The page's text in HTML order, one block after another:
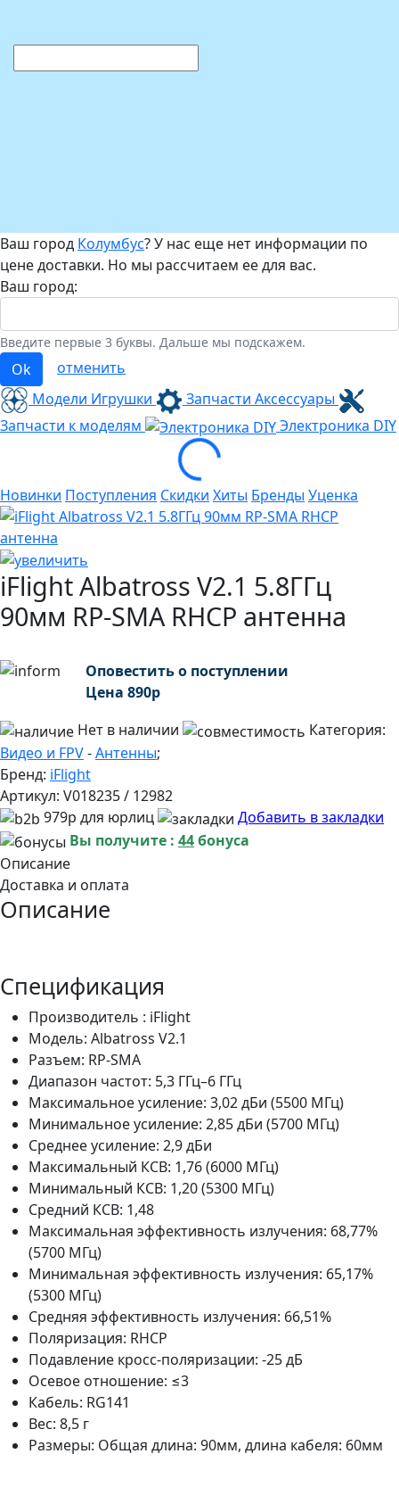
Ваш город Колумбус? У нас еще нет информации по
цене доставки. Но мы рассчитаем ее для вас.
Ваш город:
Введите первые 3 буквы. Дальше мы подскажем.
Ok
отменить
Модели Игрушки
Запчасти Аксессуары
Запчасти к моделям
Электроника DIY
Loading...
Новинки Поступления Скидки Хиты Бренды Уценка
iFlight Albatross V2.1 5.8ГГц
90мм RP-SMA RHCP антенна
Оповестить о поступлении
Цена 890р
Нет в наличии
Категория:
Видео и FPV-Антенны;
Бренд: iFlight
Артикул: V018235 / 12982
979р для юрлиц
Добавить в закладки
Вы получите : 44бонуса
Описание
Доставка и оплата
Описание
Спецификация
Производитель : iFlight
Модель: Albatross V2.1
Разъем: RP-SMA
Диапазон частот: 5,3 ГГц–6 ГГц
Максимальное усиление: 3,02 дБи (5500 МГц)
Минимальное усиление: 2,85 дБи (5700 МГц)
Среднее усиление: 2,9 дБи
Максимальный КСВ: 1,76 (6000 МГц)
Минимальный КСВ: 1,20 (5300 МГц)
Средний КСВ: 1,48
Максимальная эффективность излучения: 68,77%
(5700 МГц)
Минимальная эффективность излучения: 65,17%
(5300 МГц)
Средняя эффективность излучения: 66,51%
Поляризация: RHCP
Подавление кросс-поляризации: -25 дБ
Осевое отношение: ≤3
Кабель: RG141
Вес: 8,5 г
Размеры: Общая длина: 90мм, длина кабеля: 60мм